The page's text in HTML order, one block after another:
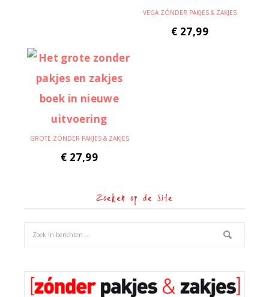
VEGA ZÓNDER PAKJES & ZAKJES
€ 27,99
GROTE ZÓNDER PAKJES & ZAKJES
€ 27,99
Zoeken op de site